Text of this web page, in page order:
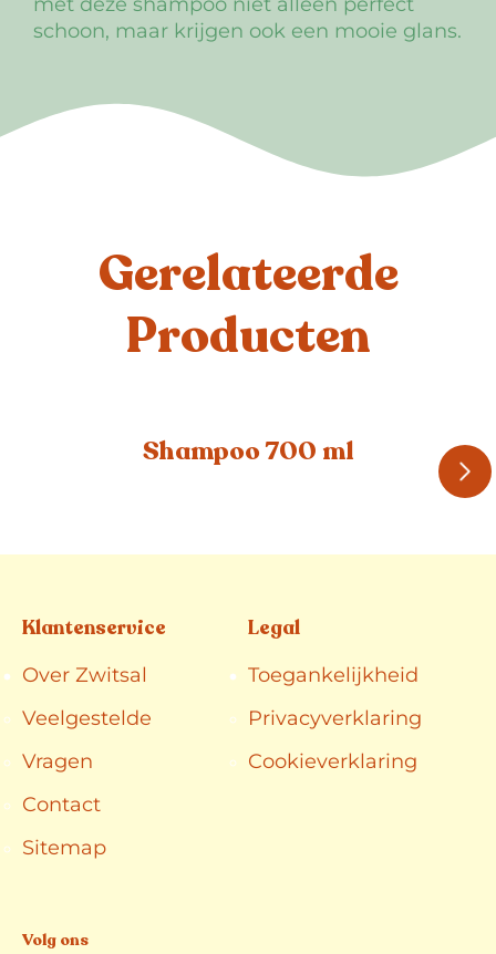
schoon, maar krijgen ook een mooie glans.
Gerelateerde
Producten
Shampoo 700 ml
Over Zwitsal